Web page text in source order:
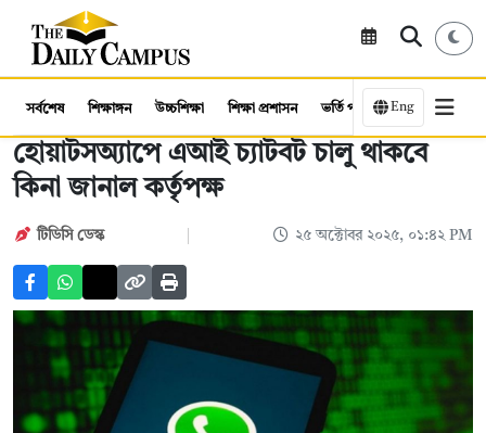
সর্বশেষ শিক্ষাঙ্গন উচ্চশিক্ষা শিক্ষা প্রশাসন ভর্তি পরীক্ষা কর্মসংস্থান
Eng
হোয়াটসঅ্যাপে এআই চ্যাটবট চালু থাকবে
কিনা জানাল কর্তৃপক্ষ
টিডিসি ডেস্ক ২৫ অক্টোবর ২০২৫, ০১:৪২ PM